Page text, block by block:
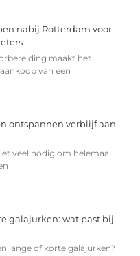
nabij Rotterdam voor
maakt het
van een
ontspannen verblijf aan
veel nodig om helemaal
galajurken: wat past bij
lange of korte galajurken?